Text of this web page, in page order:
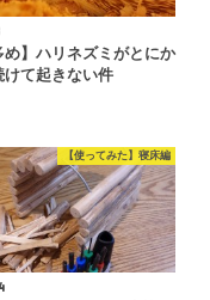
め】ハリネズミがとにか
けて起きない件
【使ってみた】寝床編